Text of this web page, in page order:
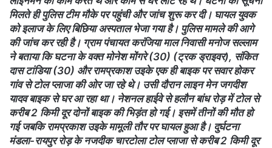
मिलते ही पुलिस टीम मौके पर पहुंची और जांच शुरू कर दी। घायल युवक
को इलाज के लिए बिछिया अस्पताल भेजा गया है। पुलिस मामले की आगे
की जांच कर रही है। ग्राम पंचायत करंजिया माल निवासी मनोज सल्लाम
ने बताया कि घटना के वक्त मोनेश मोंगरे (30) (ट्रक ड्राइवर), संकित
दास टांडिया (30) और रामप्रकाश उइके एक ही बाइक पर सवार होकर
गांव से टोल प्लाजा की ओर जा रहे थे। उसी दौरान लाइन मेन जगदीश
यादव बाइक से घर आ रहा था। नेशनल हाईवे से हलौन बांध रोड़ में टोल से
करीब 2 किमी दूर दोनों बाइक की भिड़ंत हो गई। इसमें तीनों की मौत हो
गई जबकि रामप्रकाश उइके मामूली तौर पर घायल हुआ है। दुर्घटना
मंडला-रायपुर रोड़ के नजदीक चारटोला टोल प्लाजा से करीब 2 किमी दूर